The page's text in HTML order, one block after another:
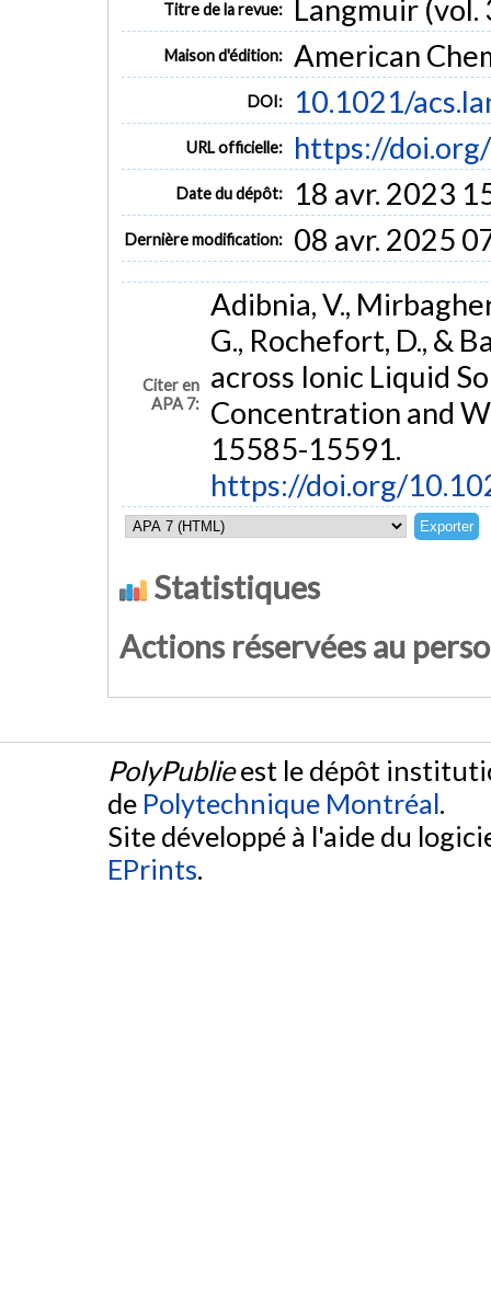
Titre de la revue: Langmuir (vol.
Maison d'édition: American
DOI: 10.1021/
URL officielle: https://
Date du dépôt: 18 avr. 2023
Dernière modification: 08 avr. 2025
Citer en
APA 7:
Adibnia, V.,
G., Rochefort, D., &
across Ionic Liquid
Concentration and
15585-15591.
https://doi.org/
Statistiques
Actions réservées au
PolyPublieest le dépôt
de Polytechnique Montréal.
Site développé à l'aide du
EPrints.